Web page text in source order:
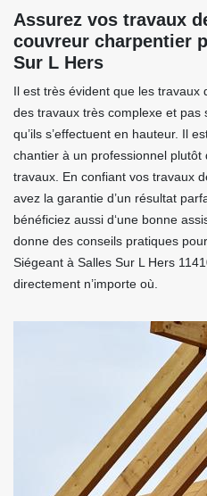
Assurez vos travaux
couvreur charpentier
Sur L Hers
Il est très évident que les travaux
des travaux très complexe et pas
qu’ils s’effectuent en hauteur. Il
chantier à un professionnel
travaux. En confiant vos travaux
avez la garantie d’un résultat
bénéficiez aussi d‘une bonne
donne des conseils pratiques
Siégeant à Salles Sur L Hers
directement n’importe où.